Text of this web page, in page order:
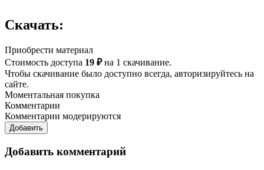
Скачать:
Приобрести материал
Стоимость доступа 19 ₽на 1 скачивание.
Чтобы скачивание было доступно всегда, авторизируйтесь на
сайте.
Моментальная покупка
Комментарии
Комментарии модерируются
Добавить
Добавить комментарий